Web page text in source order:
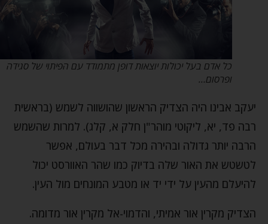
כל אדם בעל יכולות יוצאות דופן מתמודד עם הפיתוי של סגידה
ופרסום…
יעקב אבינו היה הצדיק הראשון שהושווה לשמש (בראשית
רבה פד, יא, ליקוטי מוהר"ן חלק א, קלג). למרות שהשמש
הרבה יותר גדולה ובהירה מכל דבר בעולם, אפשר
לטשטש את האור שלה בדיוק כמו שהר האוורסט יכול
להיעלם מהעין על ידי יד או מטבע המונחים מול העין.
הצדיק מקרין אור אמיתי, והדמוי-אל מקרין אור מדומה.